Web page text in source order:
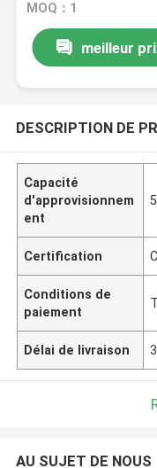
MOQ：1
meilleur
DESCRIPTION DE
Capacité
d'approvisionnem
ent
Certification
Conditions de
paiement
Délai de livraison
AU SUJET DE NOUS